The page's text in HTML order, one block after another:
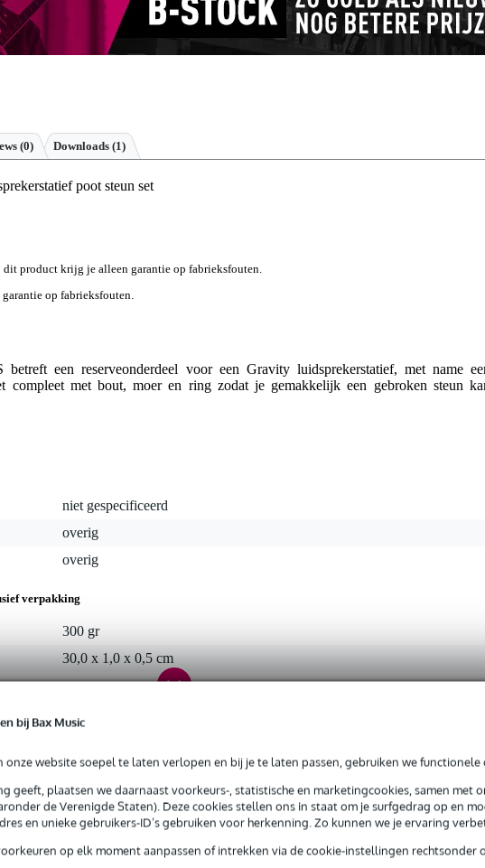
bij Bax Music
onze website soepel te laten verlopen en bij je te laten passen, gebruiken we functionele
geeft, plaatsen we daarnaast voorkeurs-, statistische en marketingcookies, samen met
de Verenigde Staten). Deze cookies stellen ons in staat om je surfgedrag op en
en unieke gebruikers-ID’s gebruiken voor herkenning. Zo kunnen we je ervaring
op elk moment aanpassen of intrekken via de cookie-instellingen rechtsonder
(0) Downloads (1)
poot steun set
dit product krijg je alleen garantie op fabrieksfouten.
op fabrieksfouten.
een reserveonderdeel voor een Gravity luidsprekerstatief, met name
compleet met bout, moer en ring zodat je gemakkelijk een gebroken steun
niet gespecificeerd
overig
overig
verpakking
300 gr
30,0 x 1,0 x 0,5 cm
Gravity